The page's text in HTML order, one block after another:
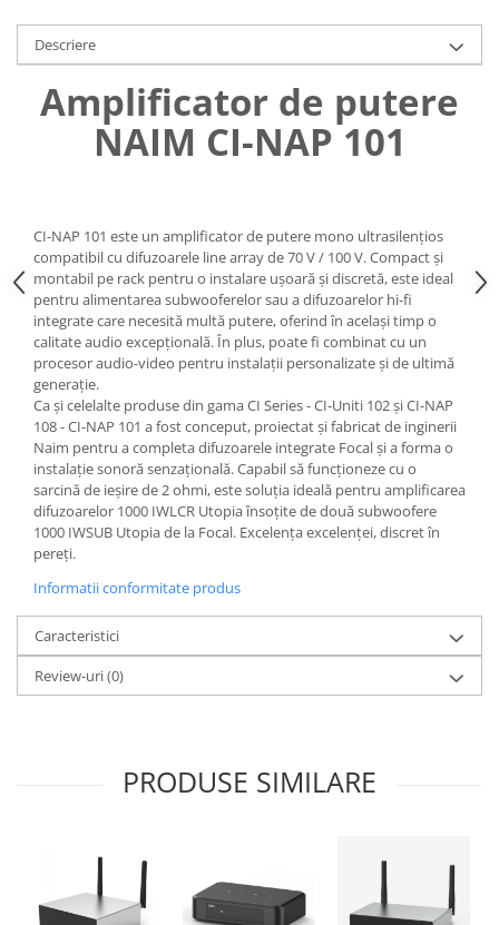
Descriere
Amplificator de putere
NAIM CI-NAP 101
CI-NAP 101 este un amplificator de putere mono ultrasilențios
compatibil cu difuzoarele line array de 70 V / 100 V. Compact și
montabil pe rack pentru o instalare ușoară și discretă, este ideal
pentru alimentarea subwooferelor sau a difuzoarelor hi-fi
integrate care necesită multă putere, oferind în același timp o
calitate audio excepțională. În plus, poate fi combinat cu un
procesor audio-video pentru instalații personalizate și de ultimă
generație.
Ca și celelalte produse din gama CI Series - CI-Uniti 102 și CI-NAP
108 - CI-NAP 101 a fost conceput, proiectat și fabricat de inginerii
Naim pentru a completa difuzoarele integrate Focal și a forma o
instalație sonoră senzațională. Capabil să funcționeze cu o
sarcină de ieșire de 2 ohmi, este soluția ideală pentru amplificarea
difuzoarelor 1000 IWLCR Utopia însoțite de două subwoofere
1000 IWSUB Utopia de la Focal. Excelența excelenței, discret în
pereți.
Informatii conformitate produs
Caracteristici
Review-uri(0)
PRODUSE SIMILARE